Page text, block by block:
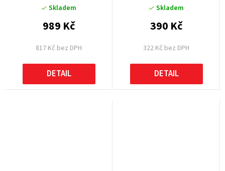
Skladem
817 Kč bez DPH
989 Kč
DETAIL
Skladem
322 Kč bez DPH
390 Kč
DETAIL